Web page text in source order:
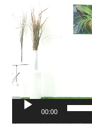
レ
ー
ヤ
ー
00:00